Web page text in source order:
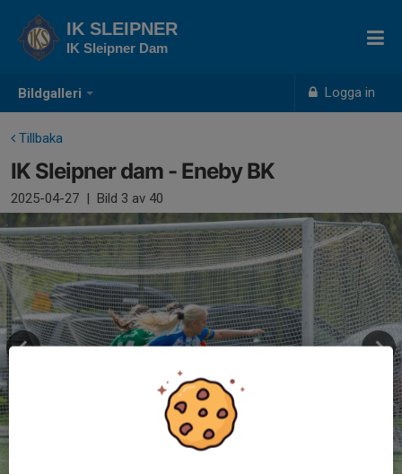
Bildgalleri Logga in
IK SLEIPNER
IK Sleipner Dam
Tillbaka
IK Sleipner dam - Eneby BK
2025-04-27 | Bild 3 av 40